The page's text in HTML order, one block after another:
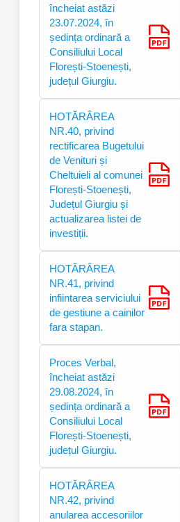
încheiat astăzi
23.07.2024, în
ședința ordinară a
Consiliului Local
Florești-Stoenești,
județul Giurgiu.
HOTĂRÂREA
NR.40, privind
rectificarea Bugetului
de Venituri și
Cheltuieli al comunei
Florești-Stoenești,
Județul Giurgiu și
actualizarea listei de
investiții.
HOTĂRÂREA
NR.41, privind
infiintarea serviciului
de gestiune a cainilor
fara stapan.
Proces Verbal,
încheiat astăzi
29.08.2024, în
ședința ordinară a
Consiliului Local
Florești-Stoenești,
județul Giurgiu.
HOTĂRÂREA
NR.42, privind
anularea accesoriilor